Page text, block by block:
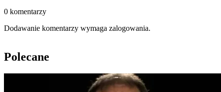
0 komentarzy
Dodawanie komentarzy wymaga zalogowania.
Polecane